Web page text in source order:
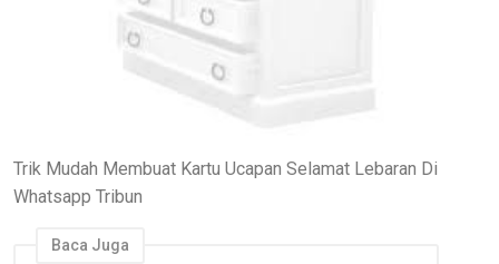
Trik Mudah Membuat Kartu Ucapan Selamat Lebaran Di
Whatsapp Tribun
Baca Juga